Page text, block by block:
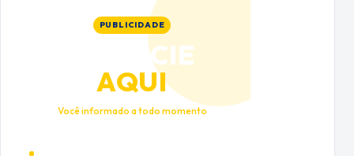
PUBLICIDADE
ANUNCIE
AQUI
Você informado a todo momento